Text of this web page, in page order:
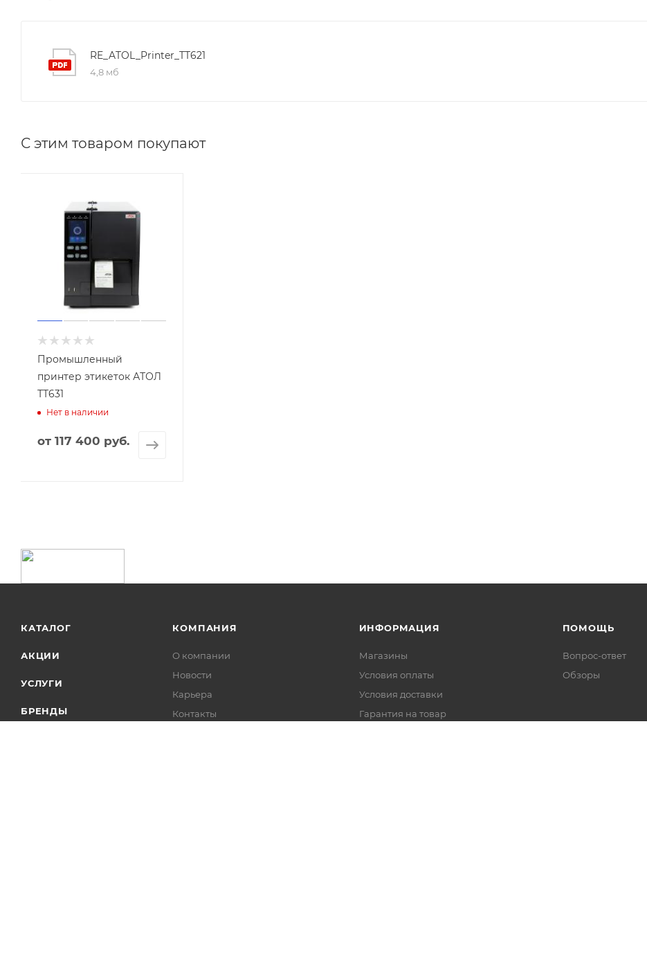
RE_ATOL_Printer_TT621
4,8 мб
С этим товаром покупают
Промышленный
принтер этикеток АТОЛ
ТТ631
Нет в наличии
от 117 400 руб.
КАТАЛОГ
АКЦИИ
УСЛУГИ
БРЕНДЫ
КОМПАНИЯ
О компании
Новости
Карьера
Контакты
ИНФОРМАЦИЯ
Магазины
Условия оплаты
Условия доставки
Гарантия на товар
ПОМОЩЬ
Вопрос-ответ
Обзоры